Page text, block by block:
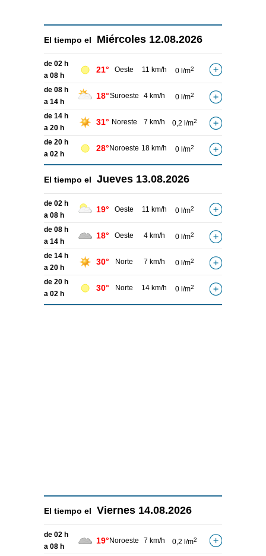
El tiempo el Miércoles 12.08.2026
de 02 h
a 08 h
21° Oeste 11 km/h 0 l/m2
de 08 h
a 14 h
18°Suroeste 4 km/h 0 l/m2
de 14 h
a 20 h
31° Noreste 7 km/h 0,2 l/m2
de 20 h
a 02 h
28° Noroeste 18 km/h 0 l/m2
El tiempo el Jueves 13.08.2026
de 02 h
a 08 h
19° Oeste 11 km/h 0 l/m2
de 08 h
a 14 h
18° Oeste 4 km/h 0 l/m2
de 14 h
a 20 h
30° Norte 7 km/h 0 l/m2
de 20 h
a 02 h
30° Norte 14 km/h 0 l/m2
El tiempo el Viernes 14.08.2026
de 02 h
a 08 h
19° Noroeste 7 km/h 0,2 l/m2